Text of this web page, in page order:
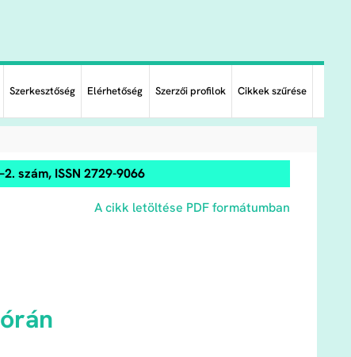
Szerkesztőség Elérhetőség Szerzői profilok Cikkek szűrése
szám, ISSN 2729-9066
A cikk letöltése PDF formátumban